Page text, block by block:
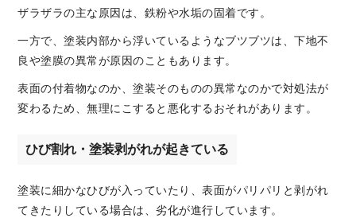
ザラザラの主な原因は、鉄粉や水垢の固着です。
一方で、塗装内部から浮いているようなブツブツは、下地不
良や塗膜の異常が原因のこともあります。
表面の付着物なのか、塗装そのものの異常なのかで対処法が
変わるため、無理にこすると悪化するおそれがあります。
ひび割れ・塗装剥がれが起きている
塗装に細かなひびが入っていたり、表面がパリパリと剥がれ
てきたりしている場合は、劣化が進行しています。